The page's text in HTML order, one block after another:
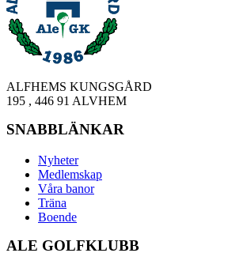
ALFHEMS KUNGSGÅRD
195 , 446 91 ALVHEM
SNABBLÄNKAR
Nyheter
Medlemskap
Våra banor
Träna
Boende
ALE GOLFKLUBB